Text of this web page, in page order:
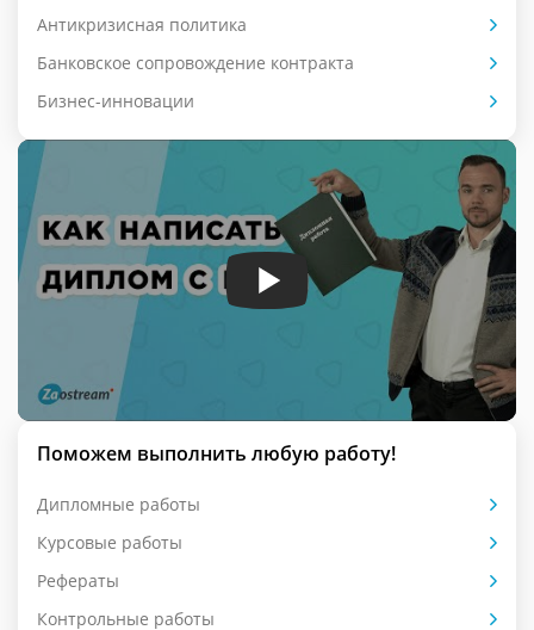
Антикризисная политика
Банковское сопровождение контракта
Бизнес-инновации
Поможем выполнить любую работу!
Дипломные работы
Курсовые работы
Рефераты
Контрольные работы